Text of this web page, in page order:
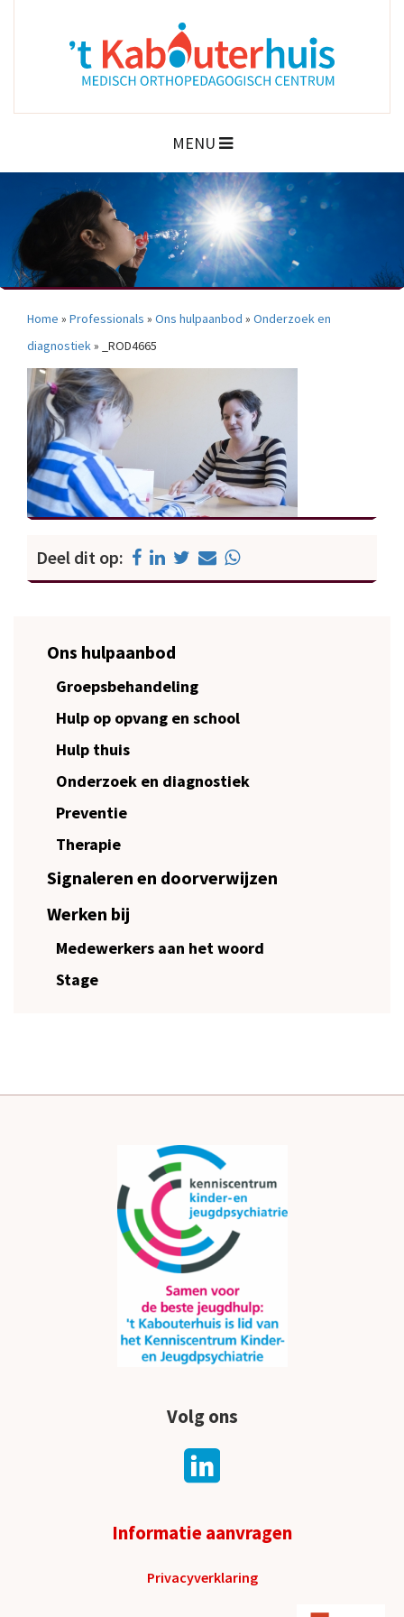
MENU
Home » Professionals » Ons hulpaanbod » Onderzoek en
diagnostiek» _ROD4665
Deel dit op:
Ons hulpaanbod
Groepsbehandeling
Hulp op opvang en school
Hulp thuis
Onderzoek en diagnostiek
Preventie
Therapie
Signaleren en doorverwijzen
Werken bij
Medewerkers aan het woord
Stage
Volg ons
Informatie aanvragen
Privacyverklaring